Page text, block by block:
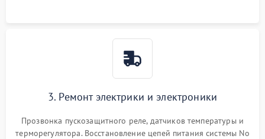
3. Ремонт электрики и электроники
Прозвонка пускозащитного реле, датчиков температуры и
терморегулятора. Восстановление цепей питания системы No